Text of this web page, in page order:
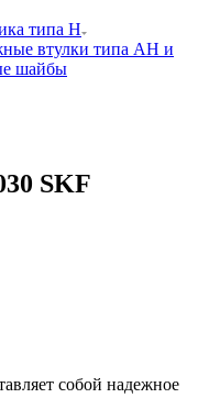
типа H
втулки типа AH и
шайбы
SKF
собой надежное